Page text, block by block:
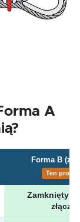
A
Forma B
Ten
Zamknięty –